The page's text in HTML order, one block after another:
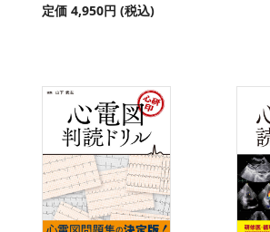
定価 4,950円 (税込)